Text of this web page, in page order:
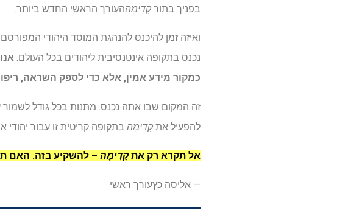
בפניך בתור קָדִימָההעורך הראשי החדש ביותר.
ואיזה זמן להיכנס להנהגת המוסד היהודי המפורסם הזה!
נכנס בתקופה אינטנסיבית ליהודים בכל העולם.
כמקור מידע אמין, אלא כדי לספק השראה,
זה המקום שבו אתה נכנס. מתנות בכל גודל לשמור
להפעיל את קָדִימָה בתקופה קריטית זו עבור יהודי
אל תקרא רק את קָדִימָה – להשקיע בזה. האם
— אליסה כץעורך ראשי